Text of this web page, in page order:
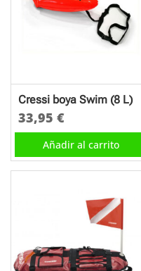
Cressi boya Swim (8 L)
33,95 €
Añadir al carrito